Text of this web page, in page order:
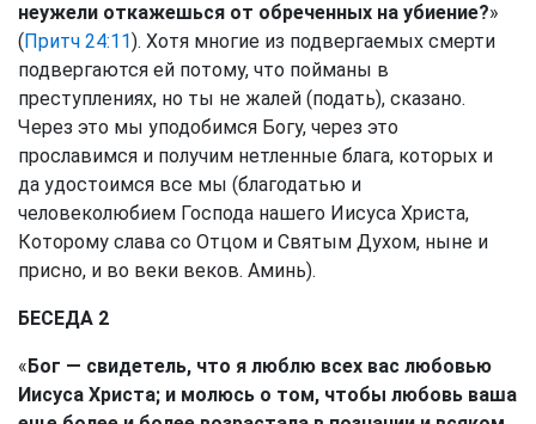
неужели откажешься от обреченных на убиение?»
(Притч 24:11). Хотя многие из подвергаемых смерти
подвергаются ей потому, что пойманы в
преступлениях, но ты не жалей (подать), сказано.
Через это мы уподобимся Богу, через это
прославимся и получим нетленные блага, которых и
да удостоимся все мы (благодатью и
человеколюбием Господа нашего Иисуса Христа,
Которому слава со Отцом и Святым Духом, ныне и
присно, и во веки веков. Аминь).
БЕСЕДА 2
«Бог — свидетель, что я люблю всех вас любовью
Иисуса Христа; и молюсь о том, чтобы любовь ваша